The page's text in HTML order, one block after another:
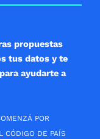
propuestas
tus datos y te
ayudarte a
POR
CÓDIGO DE PAÍS